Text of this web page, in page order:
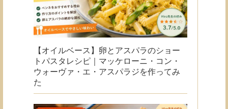
【オイルベース】卵とアスパラのショー
トパスタレシピ｜マッケローニ・コン・
ウォーヴァ・エ・アスパラジを作ってみ
た